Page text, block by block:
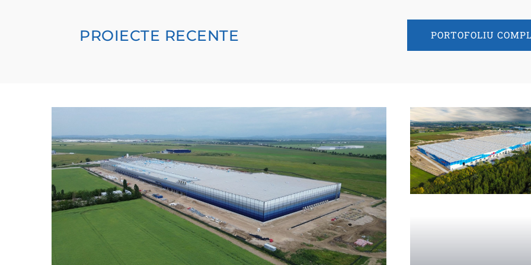
PROIECTE RECENTE PORTOFOLIU